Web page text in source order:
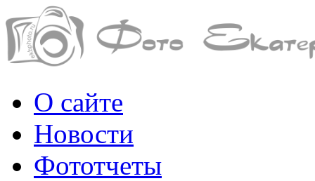
О сайте
Новости
Фототчеты